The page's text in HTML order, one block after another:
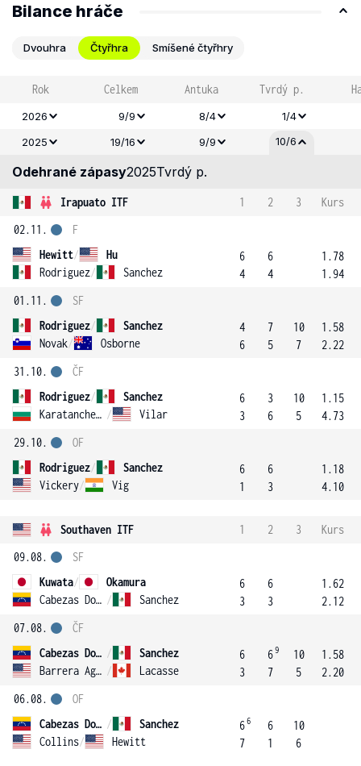
Bilance hráče
Dvouhra Čtyřhra Smíšené čtyřhry
Rok Celkem Antuka Tvrdý p.
2026 9/9 8/4
1/4
2025
19/16 9/9 10/6
Odehrané zápasy2025Tvrdý p.
Irapuato ITF 1 2 3
Kurs
02.11.
Hewitt/
Hu
Rodriguez/ Sanchez
F
6
4
6
4
1.78
1.94
01.11.
Rodriguez/
Sanchez
Novak/ Osborne
SF
4
6
7
5
10
7
1.58
2.22
31.10.
Rodriguez/
Sanchez
Karatancheva / Vilar
ČF
6
3
3
6
10
5
1.15
4.73
29.10.
Rodriguez/
Sanchez
Vickery/ Vig
OF
6
1
6
3
1.18
4.10
Southaven ITF 1 2 3
Kurs
09.08.
Kuwata/
Okamura
Cabezas Dominguez / Sanchez
SF
6
3
6
3
1.62
2.12
07.08.
Cabezas Dominguez /
Sanchez
Barrera Aguirre / Lacasse
ČF
6
3
69
7
10
5
1.58
2.20
06.08.
Cabezas Dominguez /
Sanchez
Collins/ Hewitt
OF
66
7
6
1
10
6